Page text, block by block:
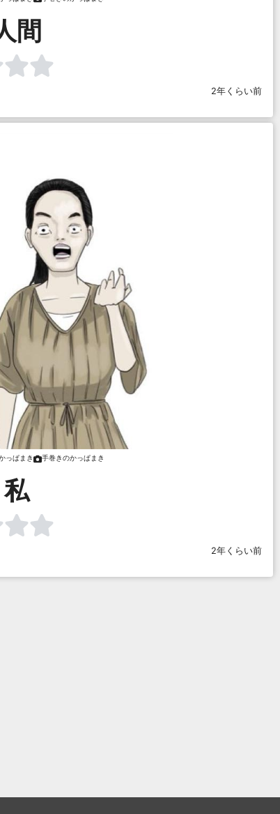
間
2年くらい前
っぱまき 手巻きのかっぱまき
私
2年くらい前